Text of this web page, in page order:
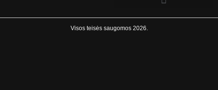
Visos teisės saugomos 2026.